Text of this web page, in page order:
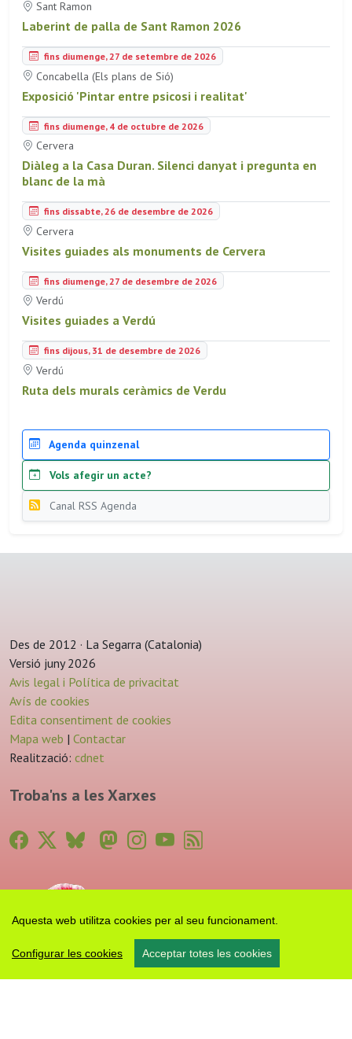
Aquesta web utilitza cookies per al seu funcionament.
Configurar les cookies Acceptar totes les cookies
Sant Ramon
Laberint de palla de Sant Ramon 2026
fins diumenge, 27 de setembre de 2026
Concabella (Els plans de Sió)
Exposició 'Pintar entre psicosi i realitat'
fins diumenge, 4 de octubre de 2026
Cervera
Diàleg a la Casa Duran. Silenci danyat i pregunta en
blanc de la mà
fins dissabte, 26 de desembre de 2026
Cervera
Visites guiades als monuments de Cervera
fins diumenge, 27 de desembre de 2026
Verdú
Visites guiades a Verdú
fins dijous, 31 de desembre de 2026
Verdú
Ruta dels murals ceràmics de Verdu
Agenda quinzenal
Vols afegir un acte?
Canal RSS Agenda
Des de 2012 · La Segarra (Catalonia)
Versió juny 2026
Avis legal i Política de privacitat
Avís de cookies
Edita consentiment de cookies
Mapa web | Contactar
Realització: cdnet
Troba'ns a les Xarxes